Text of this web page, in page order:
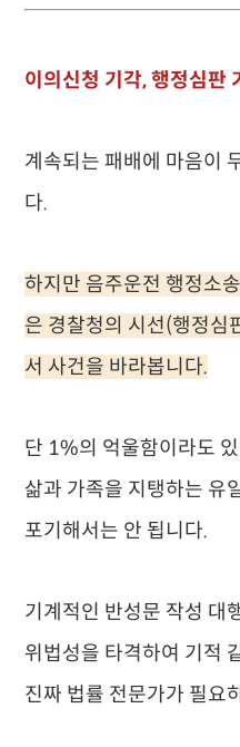
이의신청 기각, 행정심판
계속되는 패배에 마음이
다.
하지만 음주운전 행정소
은 경찰청의 시선(행정심
서 사건을 바라봅니다.
단 1%의 억울함이라도
삶과 가족을 지탱하는 유
포기해서는 안 됩니다.
기계적인 반성문 작성 대
위법성을 타격하여 기적
진짜 법률 전문가가 필요